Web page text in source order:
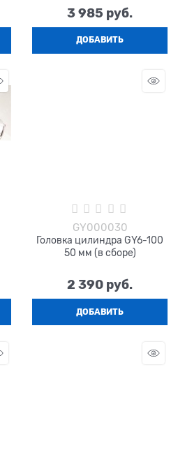
3 985 руб.
ДОБАВИТЬ
GY000030
Головка цилиндра GY6-100
50 мм (в сборе)
2 390 руб.
ДОБАВИТЬ